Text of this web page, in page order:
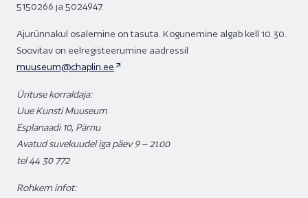
5150266 ja 5024947.
Ajurünnakul osalemine on tasuta. Kogunemine algab kell 10.30.
Soovitav on eelregisteerumine aadressil
muuseum@chaplin.ee
Ürituse korraldaja:
Uue Kunsti Muuseum
Esplanaadi 10, Pärnu
Avatud suvekuudel iga päev 9 – 21.00
tel 44 30 772
Rohkem infot: